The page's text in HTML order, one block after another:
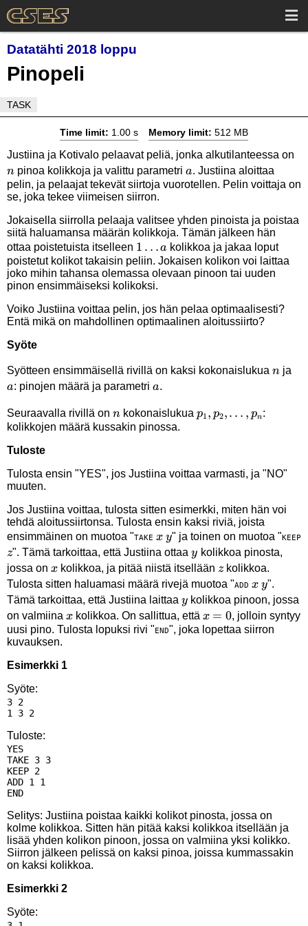
Datatähti 2018 loppu
Pinopeli
TASK
Time limit: 1.00 s Memory limit: 512 MB
Justiina ja Kotivalo pelaavat peliä, jonka alkutilanteessa on
npinoa kolikkoja ja valittu parametri a
a. Justiina aloittaa
pelin, ja pelaajat tekevät siirtoja vuorotellen. Pelin voittaja on
se, joka tekee viimeisen siirron.
Jokaisella siirrolla pelaaja valitsee yhden pinoista ja poistaa
siitä haluamansa määrän kolikkoja. Tämän jälkeen hän
ottaa poistetuista itselleen 1
\ldots
a
1 … a kolikkoa ja jakaa loput
poistetut kolikot takaisin peliin. Jokaisen kolikon voi laittaa
joko mihin tahansa olemassa olevaan pinoon tai uuden
pinon ensimmäiseksi kolikoksi.
Voiko Justiina voittaa pelin, jos hän pelaa optimaalisesti?
Entä mikä on mahdollinen optimaalinen aloitussiirto?
Syöte
Syötteen ensimmäisellä rivillä on kaksi kokonaislukua n
njaa
a: pinojen määrä ja parametri a
a.
Seuraavalla rivillä on n
nkokonaislukua p_1,p_2,\ldots,p_n
p1 , p2,… , pn:
kolikkojen määrä kussakin pinossa.
Tuloste
Tulosta ensin "YES", jos Justiina voittaa varmasti, ja "NO"
muuten.
Jos Justiina voittaa, tulosta sitten esimerkki, miten hän voi
tehdä aloitussiirtonsa. Tulosta ensin kaksi riviä, joista
ensimmäinen on muotoa "TAKE x
x y
y" ja toinen on muotoa "KEEP
z
z". Tämä tarkoittaa, että Justiina ottaay
y kolikkoa pinosta,
jossa on x
xkolikkoa, ja pitää niistä itsellään z
zkolikkoa.
Tulosta sitten haluamasi määrä rivejä muotoa "ADD x
x y
y".
Tämä tarkoittaa, että Justiina laittaa y
y kolikkoa pinoon, jossa
on valmiina x
xkolikkoa. On sallittua, että x=0
x = 0, jolloin syntyy
uusi pino. Tulosta lopuksi rivi "END", joka lopettaa siirron
kuvauksen.
Esimerkki 1
Syöte:
3 2
1 3 2
Tuloste:
YES
TAKE 3 3
KEEP 2
ADD 1 1
END
Selitys: Justiina poistaa kaikki kolikot pinosta, jossa on
kolme kolikkoa. Sitten hän pitää kaksi kolikkoa itsellään ja
lisää yhden kolikon pinoon, jossa on valmiina yksi kolikko.
Siirron jälkeen pelissä on kaksi pinoa, joissa kummassakin
on kaksi kolikkoa.
Esimerkki 2
Syöte: